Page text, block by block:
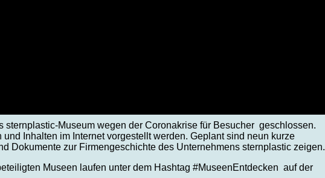
sternplastic-Museum wegen der Coronakrise für Besucher geschlossen.
Inhalten im Internet vorgestellt werden. Geplant sind neun kurze
Dokumente zur Firmengeschichte des Unternehmens sternplastic zeigen.
Museen laufen unter dem Hashtag #MuseenEntdecken auf der